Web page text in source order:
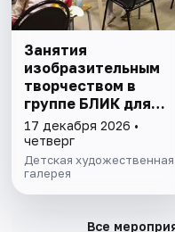
Занятия
изобразительным
творчеством в
группе БЛИК для
детей от 3 до 7 лет
17 декабря 2026 •
четверг
Детская художественная
галерея
Все